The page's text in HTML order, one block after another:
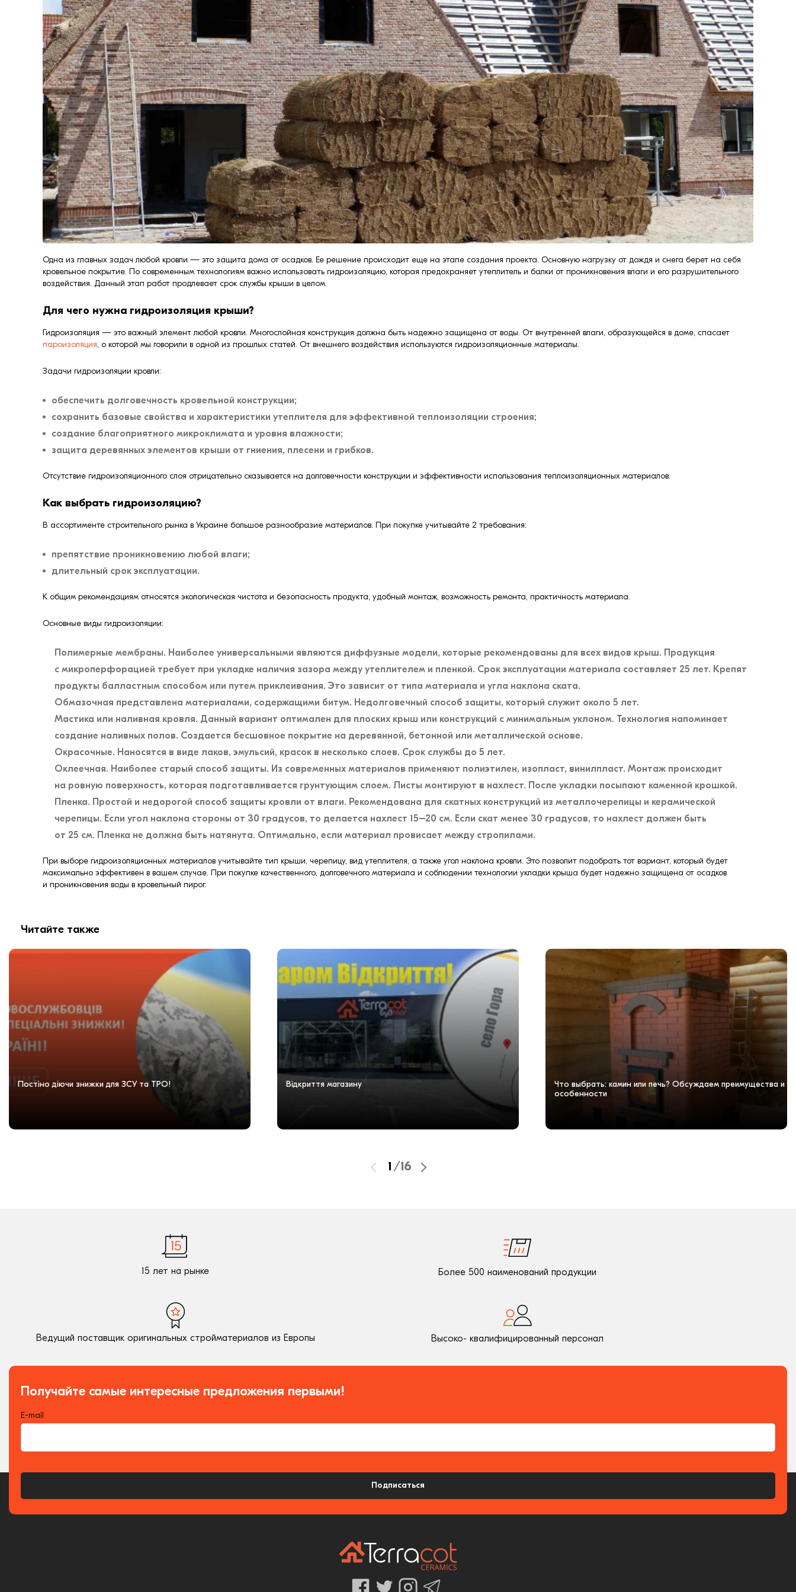
формовки
Клинкерная плитка
Ступени, крыльцо
Строительные
смеси
Одна из главных задач любой кровли — это защита дома от осадков. Ее решение происходит еще на этапе создания проекта. Основную нагрузку от дождя и снега берет на себя
кровельное покрытие. По современным технологиям важно использовать гидроизоляцию, которая предохраняет утеплитель и балки от проникновения влаги и его разрушительного
воздействия. Данный этап работ продлевает срок службы крыши в целом.
Для чего нужна гидроизоляция крыши?
Гидроизоляция — это важный элемент любой кровли. Многослойная конструкция должна быть надежно защищена от воды. От внутренней влаги, образующейся в доме, спасает
пароизоляция, о которой мы говорили в одной из прошлых статей. От внешнего воздействия используются гидроизоляционные материалы.
Задачи гидроизоляции кровли:
обеспечить долговечность кровельной конструкции;
сохранить базовые свойства и характеристики утеплителя для эффективной теплоизоляции строения;
создание благоприятного микроклимата и уровня влажности;
защита деревянных элементов крыши от гниения, плесени и грибков.
Отсутствие гидроизоляционного слоя отрицательно сказывается на долговечности конструкции и эффективности использования теплоизоляционных материалов.
Как выбрать гидроизоляцию?
В ассортименте строительного рынка в Украине большое разнообразие материалов. При покупке учитывайте 2 требования:
препятствие проникновению любой влаги;
длительный срок эксплуатации.
К общим рекомендациям относятся экологическая чистота и безопасность продукта, удобный монтаж, возможность ремонта, практичность материала.
Основные виды гидроизоляции:
Полимерные мембраны. Наиболее универсальными являются диффузные модели, которые рекомендованы для всех видов крыш. Продукция
с микроперфорацией требует при укладке наличия зазора между утеплителем и пленкой. Срок эксплуатации материала составляет 25 лет. Крепят
продукты балластным способом или путем приклеивания. Это зависит от типа материала и угла наклона ската.
Обмазочная представлена материалами, содержащими битум. Недолговечный способ защиты, который служит около 5 лет.
Мастика или наливная кровля. Данный вариант оптимален для плоских крыш или конструкций с минимальным уклоном. Технология напоминает
создание наливных полов. Создается бесшовное покрытие на деревянной, бетонной или металлической основе.
Окрасочные. Наносятся в виде лаков, эмульсий, красок в несколько слоев. Срок службы до 5 лет.
Оклеечная. Наиболее старый способ защиты. Из современных материалов применяют полиэтилен, изопласт, винилпласт. Монтаж происходит
на ровную поверхность, которая подготавливается грунтующим слоем. Листы монтируют в нахлест. После укладки посыпают каменной крошкой.
Пленка. Простой и недорогой способ защиты кровли от влаги. Рекомендована для скатных конструкций из металлочерепицы и керамической
черепицы. Если угол наклона стороны от 30 градусов, то делается нахлест 15–20 см. Если скат менее 30 градусов, то нахлест должен быть
от 25 см. Пленка не должна быть натянута. Оптимально, если материал провисает между стропилами.
При выборе гидроизоляционных материалов учитывайте тип крыши, черепицу, вид утеплителя, а также угол наклона кровли. Это позволит подобрать тот вариант, который будет
максимально эффективен в вашем случае. При покупке качественного, долговечного материала и соблюдении технологии укладки крыша будет надежно защищена от осадков
и проникновения воды в кровельный пирог.
Читайте также
Постіно діючи знижки для ЗСУ та ТРО! Відкриття магазину
Что выбрать: камин или печь? Обсуждаем преимущества и
особенности
1 /16
15 лет на рынке Более 500 наименований продукции
Ведущий поставщик оригинальных стройматериалов из Европы Высоко- квалифицированный персонал
Получайте самые интересные предложения первыми!
E-mail
Подписаться